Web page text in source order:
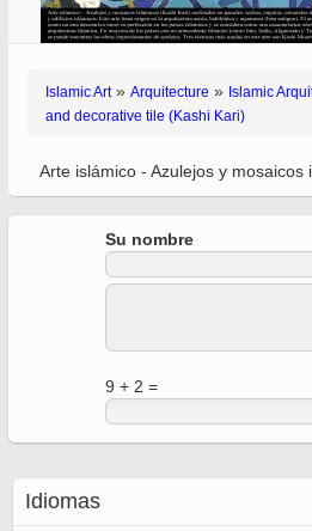
Islamic Art» Arquitecture » Islamic
and decorative tile (Kashi Kari)
Arte islámico - Azulejos y
Su nombre
9 + 2 =
Idiomas